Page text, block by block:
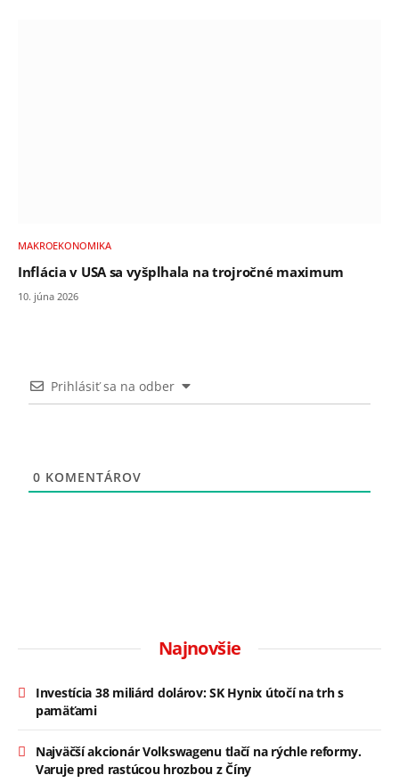
MAKROEKONOMIKA
Inflácia v USA sa vyšplhala na trojročné maximum
10. júna 2026
Prihlásiť sa na odber
0 KOMENTÁROV
Najnovšie
Investícia 38 miliárd dolárov: SK Hynix útočí na trh s
pamäťami
Najväčší akcionár Volkswagenu tlačí na rýchle reformy.
Varuje pred rastúcou hrozbou z Číny